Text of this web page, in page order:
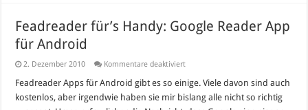
Feadreader für’s Handy: Google Reader App
für Android
2. Dezember 2010 Kommentare deaktiviertfür
für’s
Handy:
Google
Feadreader Apps für Android gibt es so einige. Viele davon sind auch
kostenlos, aber irgendwie haben sie mir bislang alle nicht so richtig